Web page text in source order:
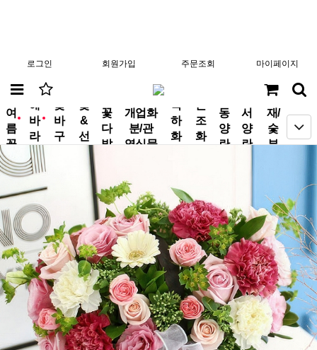
로그인 회원가입 주문조회 마이페이지
new
여
름
꽃
new
해
바
라
기
꽃
바
구
꽃
&
선
물
꽃
다
발
개업화
분/관
엽식물
축
하
화
근
조
화
동
양
란
서
양
란
분
재/
숯
부